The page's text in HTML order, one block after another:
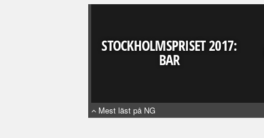
STOCKHOLMSPRISET 2017:
BAR
Mest läst på NG